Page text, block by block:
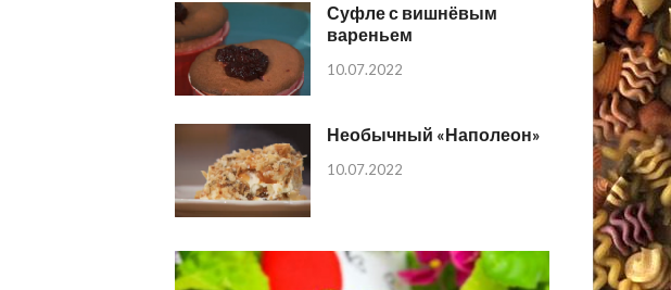
Суфле с вишнёвым
вареньем
10.07.2022
Необычный «Наполеон»
10.07.2022